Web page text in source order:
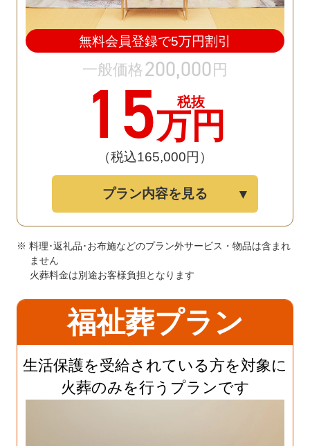
無料会員登録で5万円割引
一般価格200,000 円
15万円
税抜
（税込165,000円）
プラン内容を見る
※ 料理･返礼品･お布施などのプラン外サービス・物品は含まれ
ません
火葬料金は別途お客様負担となります
福祉葬プラン
生活保護を受給されている方を対象に
火葬のみを行うプランです